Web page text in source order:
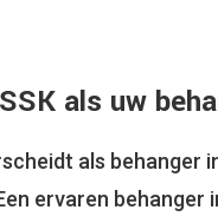
als uw
als behanger
ervaren